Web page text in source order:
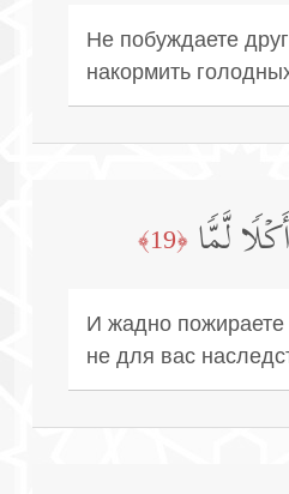
Не побуждаете
накормить
لَّمࣰّا ﴿19﴾
И жадно
не для вас